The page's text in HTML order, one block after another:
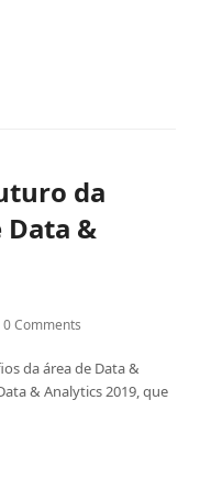
da
Data &
0 Comments
da área de Data &
& Analytics 2019, que